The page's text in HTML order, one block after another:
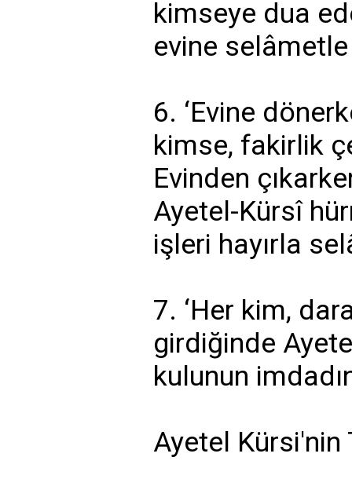
kimseye dua
evine
6. ‘Evine
kimse, fakirlik
Evinden
Ayetel-Kürsî
işleri hayırla
7. ‘Her kim,
girdiğinde
kulunun
Ayetel Kürsi'nin